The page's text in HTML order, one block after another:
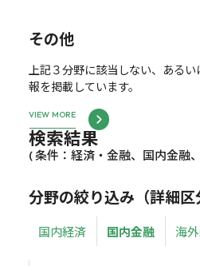
その他
上記３分野に該当しない、ある
報を掲載しています。
VIEW MORE
検索結果
( 条件：経済・金融、国内金融
分野の絞り込み（詳細区
国内経済 国内金融 海